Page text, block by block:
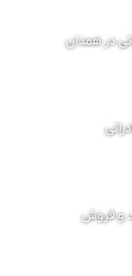
در همدان
و فروش